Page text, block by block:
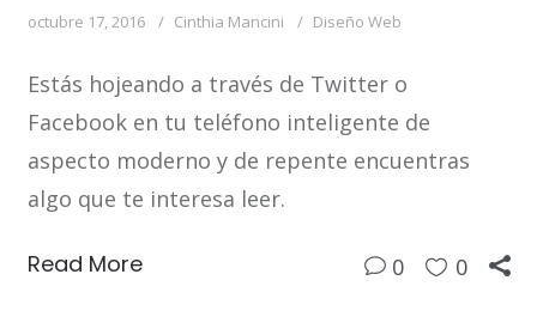
octubre 17, 2016 Cinthia Mancini Diseño Web
Estás hojeando a través de Twitter o
Facebook en tu teléfono inteligente de
aspecto moderno y de repente encuentras
algo que te interesa leer.
Read More 0 0